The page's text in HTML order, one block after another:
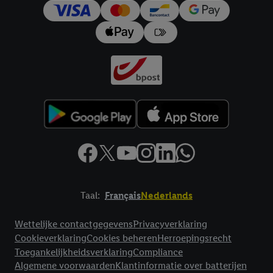
Taal: FrançaisNederlands
Wettelijke contactgegevensPrivacyverklaring
CookieverklaringCookies beherenHerroepingsrecht
ToegankelijkheidsverklaringCompliance
Algemene voorwaardenKlantinformatie over batterijen
trekken, vindt u in onzeprivacyverklaring.Je vindt het
impressum hier.